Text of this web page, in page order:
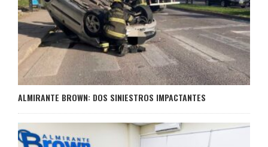
ALMIRANTE BROWN: DOS SINIESTROS IMPACTANTES